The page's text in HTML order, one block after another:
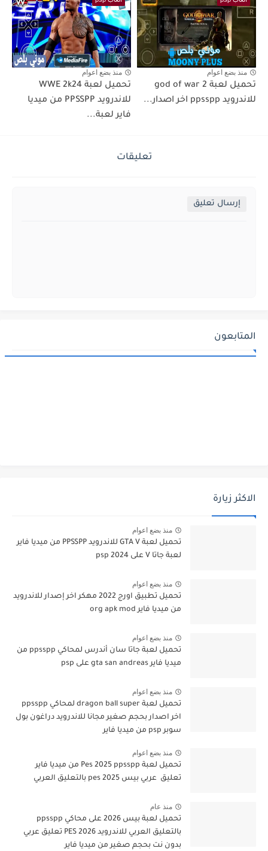
منذ بضع اعوام
تحميل لعبة god of war 2
للاندرويد ppsspp اخر اصدار...
منذ بضع اعوام
تحميل لعبة WWE 2k24
للاندرويد PPSSPP من ميديا
فاير لعبة...
تعليقات
إرسال تعليق
المتابعون
الاكثر زيارة
منذ بضع اعوام
تحميل لعبة GTA V للاندرويد PPSSPP من ميديا فاير
لعبة جاتا V على psp 2024
منذ بضع اعوام
تحميل تطبيق اورج 2022 مهكر اخر إصدار للاندرويد
من ميديا فاير org apk mod
منذ بضع اعوام
تحميل لعبة جاتا سان أندرس لمحاكي ppsspp من
ميديا فاير gta san andreas على psp
منذ بضع اعوام
تحميل لعبة dragon ball super لمحاكي ppsspp
اخر اصدار بحجم صغير مجانا للاندرويد دراغون بول
سوبر psp من ميديا فاير
منذ بضع اعوام
تحميل لعبة Pes 2025 ppsspp من ميديا فاير
تعليق عربي بيس pes 2025 بالتعليق العربي
منذ عام
تحميل لعبة بيس 2026 على محاكي ppsspp
بالتعليق العربي للاندرويد PES 2026 تعليق عربي
بدون نت بحجم صغير من ميديا فاير